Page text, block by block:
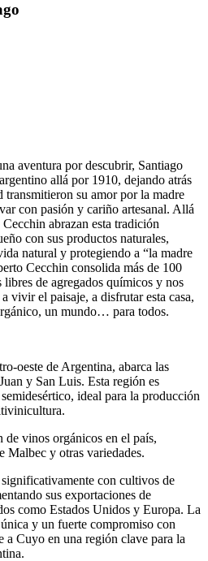
aventura por descubrir, Santiago
allá por 1910, dejando atrás
su amor por la madre
con pasión y cariño artesanal. Allá
abrazan esta tradición
con sus productos naturales,
natural y protegiendo a “la madre
Cecchin consolida más de 100
libres de agregados químicos y nos
vivir el paisaje, a disfrutar esta casa,
un mundo… para todos.
oeste de Argentina, abarca las
y San Luis. Esta región es
ideal para la producción
vinos orgánicos en el país,
Malbec y otras variedades.
con cultivos de
sus exportaciones de
como Estados Unidos y Europa. La
y un fuerte compromiso con
a Cuyo en una región clave para la